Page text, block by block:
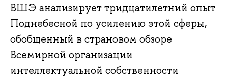
ВШЭ анализирует тридцатилетний опыт
Поднебесной по усилению этой сферы,
обобщенный в страновом обзоре
Всемирной организации
интеллектуальной собственности